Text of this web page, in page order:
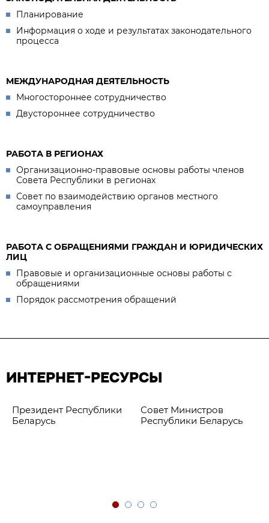
Планирование
Информация о ходе и результатах законодательного
процесса
МЕЖДУНАРОДНАЯ ДЕЯТЕЛЬНОСТЬ
Многостороннее сотрудничество
Двустороннее сотрудничество
РАБОТА В РЕГИОНАХ
Организационно-правовые основы работы членов
Совета Республики в регионах
Совет по взаимодействию органов местного
самоуправления
РАБОТА С ОБРАЩЕНИЯМИ ГРАЖДАН И ЮРИДИЧЕСКИХ
ЛИЦ
Правовые и организационные основы работы с
обращениями
Порядок рассмотрения обращений
ИНТЕРНЕТ-РЕСУРСЫ
Президент Республики
Беларусь
Совет Министров
Республики Беларусь